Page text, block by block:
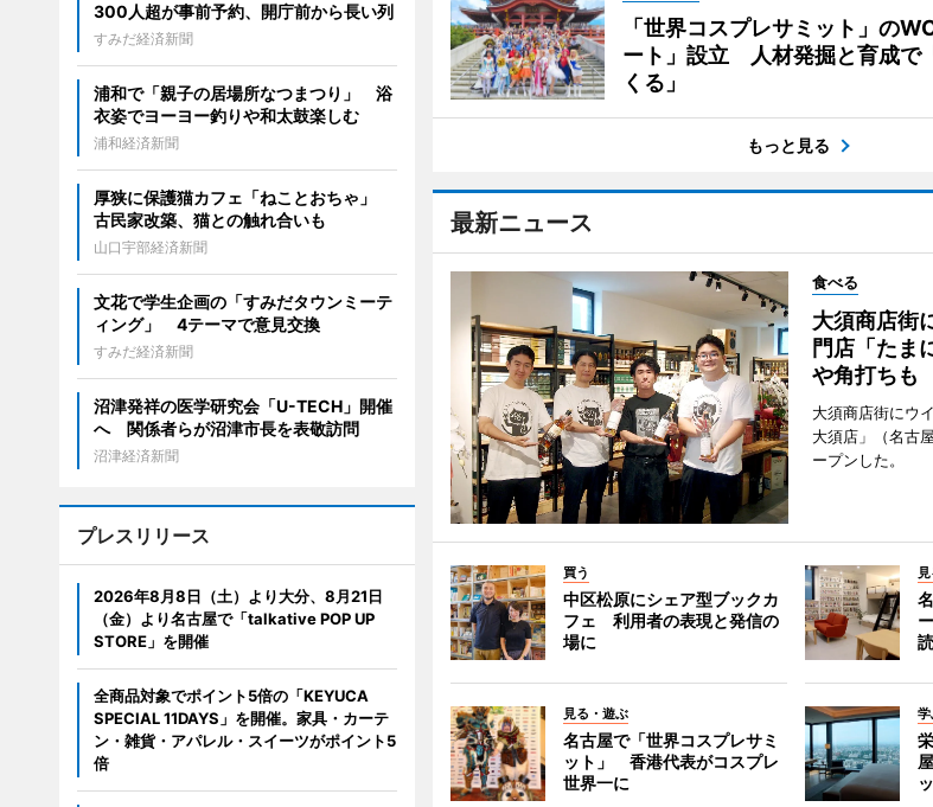
「世界コスプレサミット」の
ート」設立 人材発掘と育成で
くる」
もっと見る
最新ニュース
食べる
大須商店街
門店「たま
や角打ちも
大須商店街にウ
大須店」（名古
ープンした。
買う
中区松原にシェア型ブックカ
フェ 利用者の表現と発信の
場に
見る・遊ぶ
名古屋で「世界コスプレサミ
ット」 香港代表がコスプレ
世界一に
300人超が事前予約、開庁前から長い列
すみだ経済新聞
浦和で「親子の居場所なつまつり」 浴
衣姿でヨーヨー釣りや和太鼓楽しむ
浦和経済新聞
厚狭に保護猫カフェ「ねことおちゃ」
古民家改築、猫との触れ合いも
山口宇部経済新聞
文花で学生企画の「すみだタウンミーテ
ィング」 4テーマで意見交換
すみだ経済新聞
沼津発祥の医学研究会「U-TECH」開催
へ 関係者らが沼津市長を表敬訪問
沼津経済新聞
プレスリリース
2026年8月8日（土）より大分、8月21日
（金）より名古屋で「talkative POP UP
STORE」を開催
全商品対象でポイント5倍の「KEYUCA
SPECIAL 11DAYS」を開催。家具・カーテ
ン・雑貨・アパレル・スイーツがポイント5
倍